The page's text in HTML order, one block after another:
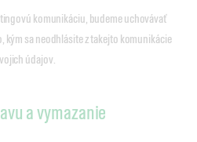
komunikáciu, budeme uchovávať
kým sa neodhlásite z takejto komunikácie
údajov.
a vymazanie